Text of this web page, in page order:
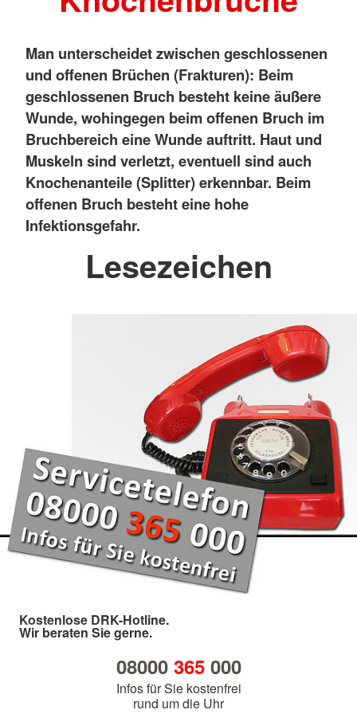
Man unterscheidet zwischen geschlossenen
und offenen Brüchen (Frakturen): Beim
geschlossenen Bruch besteht keine äußere
Wunde, wohingegen beim offenen Bruch im
Bruchbereich eine Wunde auftritt. Haut und
Muskeln sind verletzt, eventuell sind auch
Knochenanteile (Splitter) erkennbar. Beim
offenen Bruch besteht eine hohe
Infektionsgefahr.
Lesezeichen
Kostenlose DRK-Hotline.
Wir beraten Sie gerne.
08000 365000
Infos für Sie kostenfrei
rund um die Uhr